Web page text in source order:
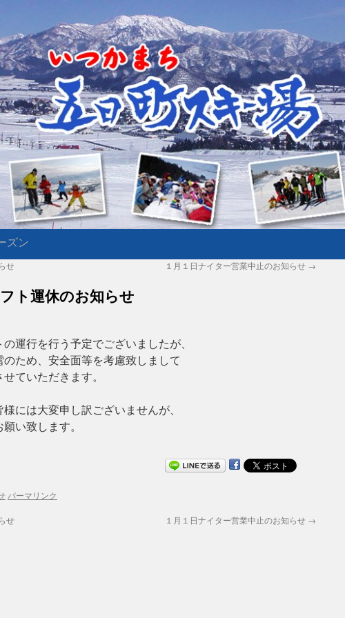
ズン
せ １月１日ナイター営業中止のお知らせ →
ト運休のお知らせ
運行を行う予定でございましたが、
ため、安全面等を考慮致しまして
ていただきます。
には大変申し訳ございませんが、
い致します。
パーマリンク
せ １月１日ナイター営業中止のお知らせ →